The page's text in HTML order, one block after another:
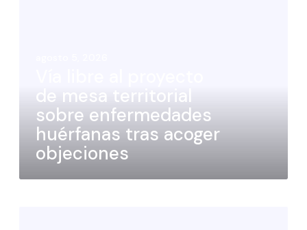
de mesa territorial
sobre enfermedades
huérfanas tras acoger
objeciones